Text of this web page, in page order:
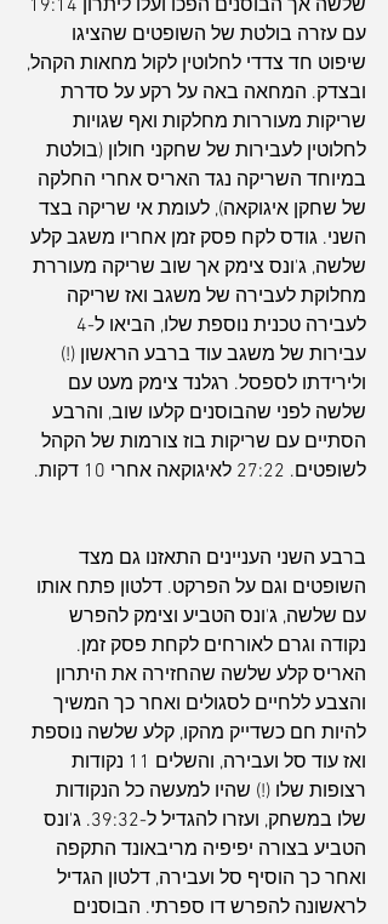
עם עזרה בולטת של השופטים שהציגו
שיפוט חד צדדי לחלוטין לקול מחאות הקהל,
ובצדק. המחאה באה על רקע על סדרת
שריקות מעוררות מחלקות ואף שגויות
לחלוטין לעבירות של שחקני חולון (בולטת
במיוחד השריקה נגד האריס אחרי החלקה
של שחקן איגוקאה), לעומת אי שריקה בצד
השני. גודס לקח פסק זמן אחריו משגב קלע
שלשה, ג'ונס צימק אך שוב שריקה מעוררת
מחלוקת לעבירה של משגב ואז שריקה
עבירות של משגב עוד ברבע הראשון (!)
ולירידתו לספסל. רגלנד צימק מעט עם
שלשה לפני שהבוסנים קלעו שוב, והרבע
הסתיים עם שריקות בוז צורמות של הקהל
לשופטים. 27:22 לאיגוקאה אחרי 10 דקות.
ברבע השני העניינים התאזנו גם מצד
השופטים וגם על הפרקט. דלטון פתח אותו
עם שלשה, ג'ונס הטביע וצימק להפרש
נקודה וגרם לאורחים לקחת פסק זמן.
האריס קלע שלשה שהחזירה את היתרון
והצבע ללחיים לסגולים ואחר כך המשיך
להיות חם כשדייק מהקו, קלע שלשה נוספת
ואז עוד סל ועבירה, והשלים 11 נקודות
רצופות שלו (!) שהיו למעשה כל הנקודות
שלו במשחק, ועזרו להגדיל ל-39:32. ג'ונס
הטביע בצורה יפיפיה מריבאונד התקפה
ואחר כך הוסיף סל ועבירה, דלטון הגדיל
לראשונה להפרש דו ספרתי. הבוסנים